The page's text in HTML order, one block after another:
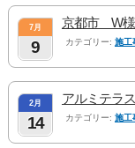
7月
9
京都市 W様
カテゴリー: 施工
2月
14
アルミテラ
カテゴリー: 施工